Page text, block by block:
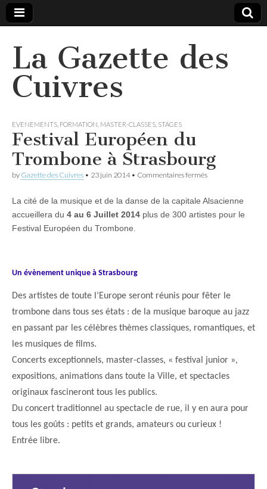
La Gazette des
Cuivres
EVENEMENTS FORMATION MASTER-CLASSES STAGES
Festival Européen du
Trombone à Strasbourg
by Gazette des Cuivres • 23 juin 2014• Commentaires ferméssur
du
Trombone
La cité de la musique et de la danse de la capitale Alsacienne
accueillera du 4 au 6 Juillet 2014 plus de 300 artistes pour le
Festival Européen du Trombone.
Un évènement unique à Strasbourg
Des artistes de toute l’Europe seront réunis pour fêter le
trombone dans tous ses états : de la musique baroque au jazz
en passant par les célèbres thèmes classiques, romantiques, et
les musiques de films.
Concerts exceptionnels, master-classes, « festival junior »,
expositions, animations dans toute la Ville, et spectacles
originaux fascineront tous les publics.
Du concert traditionnel au spectacle de rue, il y en aura pour
tous les goûts : petits et grands, amateurs ou curieux !
Entrée libre.